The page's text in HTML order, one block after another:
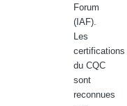
Forum
(IAF).
Les
certifications
du CQC
sont
reconnues